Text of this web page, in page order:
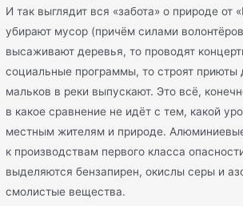
И так выглядит вся «забота» о природе от
убирают мусор (причём силами
высаживают деревья, то проводят
социальные программы, то строят приюты
мальков в реки выпускают. Это всё,
в какое сравнение не идёт с тем, какой
местным жителям и природе.
к производствам первого класса
выделяются бензапирен, окислы серы и
смолистые вещества.